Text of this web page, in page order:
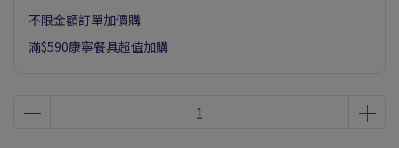
不限金額訂單加價購
滿$590康寧餐具超值加購